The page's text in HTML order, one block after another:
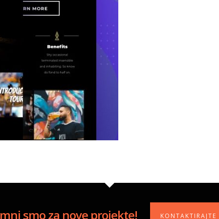
smo za nove projekte! KONTAKTIRAJTE